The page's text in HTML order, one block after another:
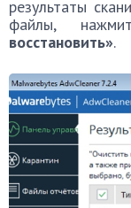
результаты
файлы,
восстановить».